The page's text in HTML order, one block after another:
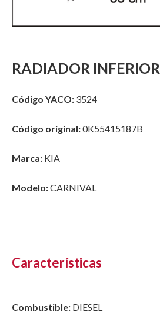
RADIADOR INFERIOR
Código YACO: 3524
Código original:0K55415187B
Marca: KIA
Modelo:CARNIVAL
Características
Combustible: DIESEL